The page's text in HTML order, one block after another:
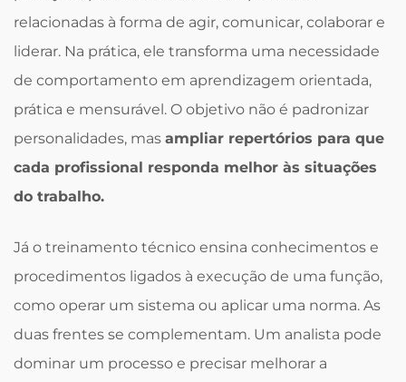
relacionadas à forma de agir, comunicar, colaborar e
liderar. Na prática, ele transforma uma necessidade
de comportamento em aprendizagem orientada,
prática e mensurável. O objetivo não é padronizar
personalidades, mas ampliar repertórios para que
cada profissional responda melhor às situações
do trabalho.
Já o treinamento técnico ensina conhecimentos e
procedimentos ligados à execução de uma função,
como operar um sistema ou aplicar uma norma. As
duas frentes se complementam. Um analista pode
dominar um processo e precisar melhorar a